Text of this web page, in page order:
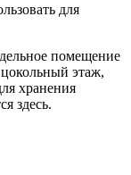
для
помещение
этаж,
хранения
здесь.